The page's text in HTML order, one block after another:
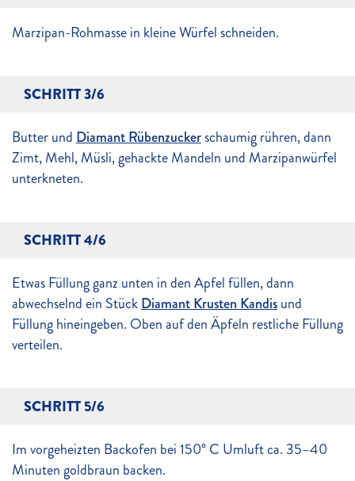
Marzipan-Rohmasse in kleine Würfel schneiden.
SCHRITT 3/6
Butter und Diamant Rübenzuckerschaumig rühren, dann
Zimt, Mehl, Müsli, gehackte Mandeln und Marzipanwürfel
unterkneten.
SCHRITT 4/6
Etwas Füllung ganz unten in den Apfel füllen, dann
abwechselnd ein StückDiamant Krusten Kandisund
Füllung hineingeben. Oben auf den Äpfeln restliche Füllung
verteilen.
SCHRITT 5/6
Im vorgeheizten Backofen bei 150° C Umluft ca. 35–40
Minuten goldbraun backen.